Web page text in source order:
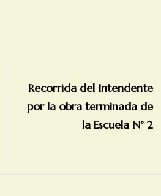
Recorrida del Intendente
por la obra terminada de
la Escuela N° 2